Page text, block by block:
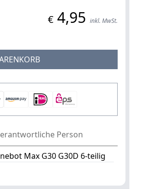
€ 4,95 inkl. MwSt.
Person
Max G30 G30D 6-teilig